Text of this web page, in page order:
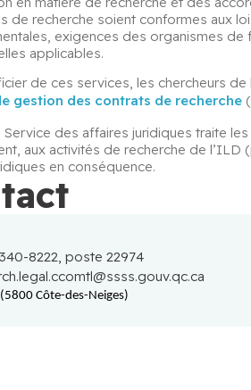
de recherche soient conformes aux
exigences des organismes
applicables.
gestion des contrats de recherche
Service des affaires juridiques traite
aux activités de recherche de
en conséquence.
8222, poste 22974
Côte-des-Neiges)